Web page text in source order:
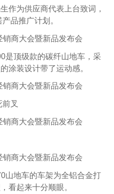
作为供应商代表上台致词，
品推广计划。
是顶级款的碳纤山地车，采
涂装设计带了运动感。
叉
山地车的车架为全铝合金打
看起来十分顺眼。